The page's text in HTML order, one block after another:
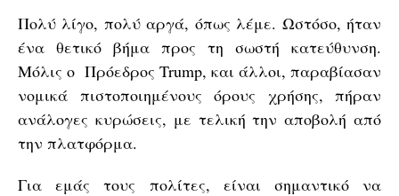
Πολύ λίγο, πολύ αργά, όπως λέμε. Ωστόσο, ήταν
ένα θετικό βήμα προς τη σωστή κατεύθυνση.
Μόλις ο Πρόεδρος Trump, και άλλοι, παραβίασαν
νομικά πιστοποιημένους όρους χρήσης, πήραν
ανάλογες κυρώσεις, με τελική την αποβολή από
την πλατφόρμα.
Για εμάς τους πολίτες, είναι σημαντικό να